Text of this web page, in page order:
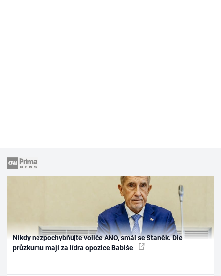
Nikdy nezpochybňujte voliče ANO, smál se Staněk. Dle
průzkumu mají za lídra opozice Babiše